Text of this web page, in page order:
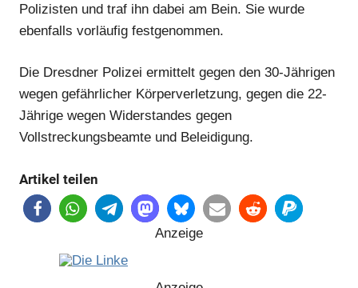
Polizisten und traf ihn dabei am Bein. Sie wurde
ebenfalls vorläufig festgenommen.
Die Dresdner Polizei ermittelt gegen den 30-Jährigen
wegen gefährlicher Körperverletzung, gegen die 22-
Jährige wegen Widerstandes gegen
Vollstreckungsbeamte und Beleidigung.
Artikel teilen
Anzeige